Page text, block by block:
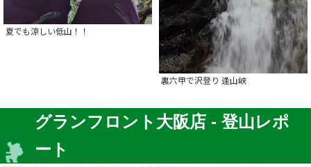
夏でも涼しい低山！！
裏六甲で沢登り 逢山峡
グランフロント大阪店 - 登山レポ
ート